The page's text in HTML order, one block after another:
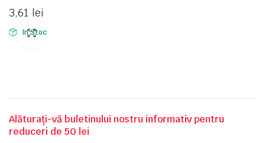
3,61 lei
In Stoc
Alăturați-vă buletinului nostru informativ pentru
reduceri de 50 lei